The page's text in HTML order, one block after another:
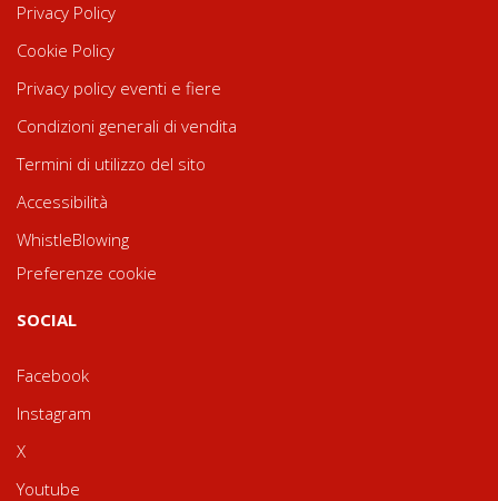
Privacy Policy
Cookie Policy
Privacy policy eventi e fiere
Condizioni generali di vendita
Termini di utilizzo del sito
Accessibilità
WhistleBlowing
Preferenze cookie
SOCIAL
Facebook
Instagram
X
Youtube